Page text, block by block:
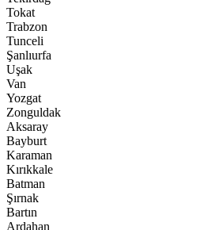
Tokat
Trabzon
Tunceli
Şanlıurfa
Uşak
Van
Yozgat
Zonguldak
Aksaray
Bayburt
Karaman
Kırıkkale
Batman
Şırnak
Bartın
Ardahan